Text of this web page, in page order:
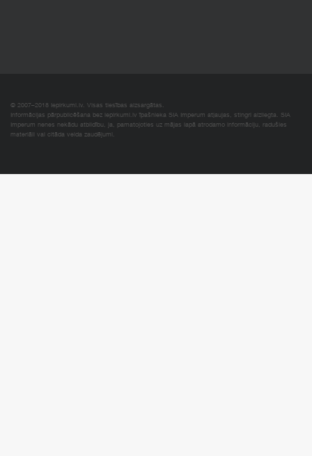
© 2007–2018 Iepirkumi.lv. Visas tiesības aizsargātas.
Informācijas pārpublicēšana bez iepirkumi.lv īpašnieka SIA Imperum atļaujas, stingri aizliegta. SIA
Imperum nenes nekādu atbildību, ja, pamatojoties uz mājas lapā atrodamo informāciju, radušies
materiāli vai citāda veida zaudējumi.